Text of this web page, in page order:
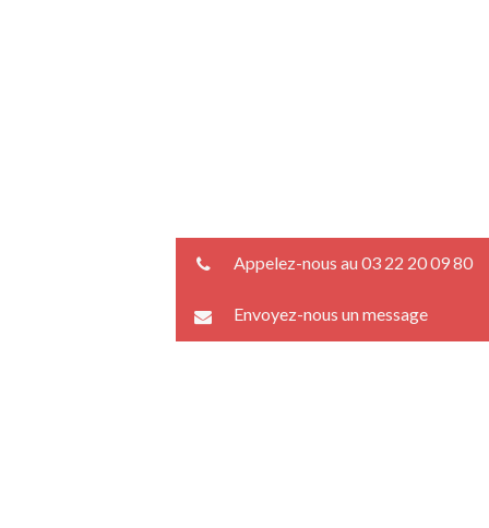
Appelez-nous au 03 22 20 09 80
Envoyez-nous un message